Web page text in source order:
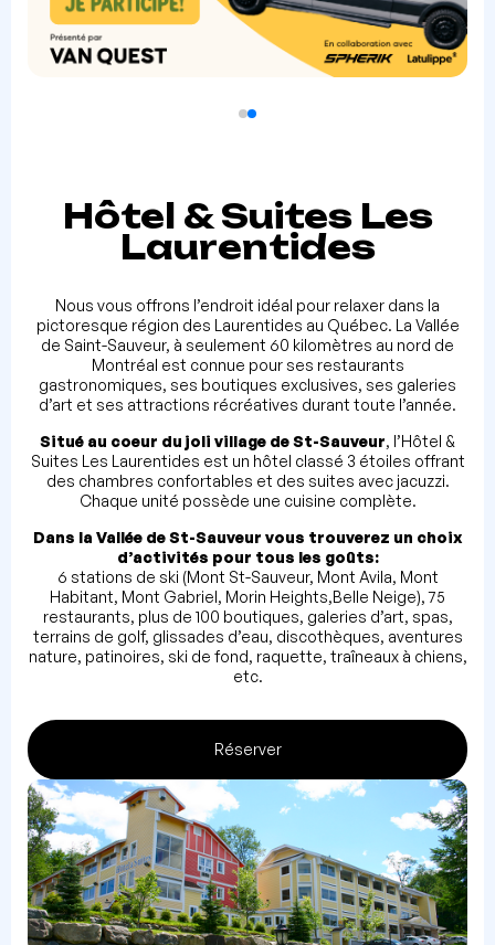
Hôtel & Suites Les
Laurentides
Nous vous offrons l’endroit idéal pour relaxer dans la
pictoresque région des Laurentides au Québec. La Vallée
de Saint-Sauveur, à seulement 60 kilomètres au nord de
Montréal est connue pour ses restaurants
gastronomiques, ses boutiques exclusives, ses galeries
d’art et ses attractions récréatives durant toute l’année.
Situé au coeur du joli village de St-Sauveur, l’Hôtel &
Suites Les Laurentides est un hôtel classé 3 étoiles offrant
des chambres confortables et des suites avec jacuzzi.
Chaque unité possède une cuisine complète.
Dans la Vallée de St-Sauveur vous trouverez un choix
d’activités pour tous les goûts:
6 stations de ski (Mont St-Sauveur, Mont Avila, Mont
Habitant, Mont Gabriel, Morin Heights,Belle Neige), 75
restaurants, plus de 100 boutiques, galeries d’art, spas,
terrains de golf, glissades d’eau, discothèques, aventures
nature, patinoires, ski de fond, raquette, traîneaux à chiens,
etc.
Réserver